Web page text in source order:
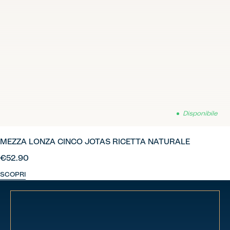
Disponibile
MEZZA LONZA CINCO JOTAS RICETTA NATURALE
€52.90
SCOPRI